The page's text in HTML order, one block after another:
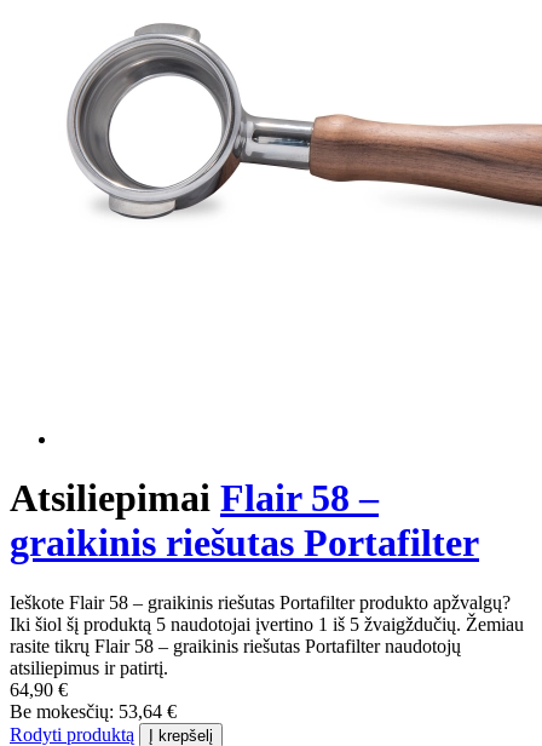
Atsiliepimai Flair 58 –
graikinis riešutas Portafilter
Ieškote Flair 58 – graikinis riešutas Portafilter produkto apžvalgų?
Iki šiol šį produktą 5 naudotojai įvertino 1 iš 5 žvaigždučių. Žemiau
rasite tikrų Flair 58 – graikinis riešutas Portafilter naudotojų
atsiliepimus ir patirtį.
64,90 €
Be mokesčių: 53,64 €
Rodyti produktą
Į krepšelį